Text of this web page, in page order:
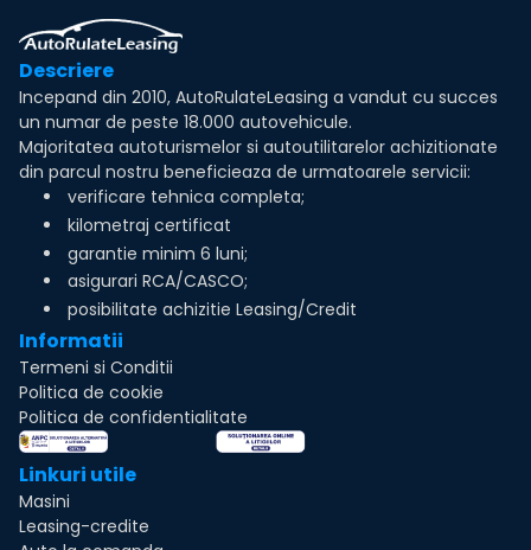
Descriere
Incepand din 2010, AutoRulateLeasing a vandut cu succes
un numar de peste 18.000 autovehicule.
Majoritatea autoturismelor si autoutilitarelor achizitionate
din parcul nostru beneficieaza de urmatoarele servicii:
verificare tehnica completa;
kilometraj certificat
garantie minim 6 luni;
asigurari RCA/CASCO;
posibilitate achizitie Leasing/Credit
Informatii
Termeni si Conditii
Politica de cookie
Politica de confidentialitate
Linkuri utile
Masini
Leasing-credite